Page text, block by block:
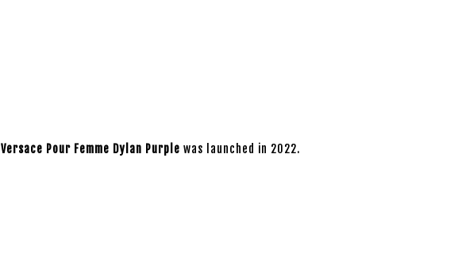
Versace Pour Femme Dylan Purple was launched in 2022.